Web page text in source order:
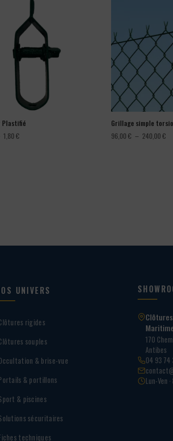
Plastifié
1,80€Plage
Grillage simple
96,00€ – 240,00€
UNIVERS
rigides
souples
& brise-vue
& portillons
& piscines
sécuritaires
techniques
170
Antibes
04 93 74
Lun-Ven